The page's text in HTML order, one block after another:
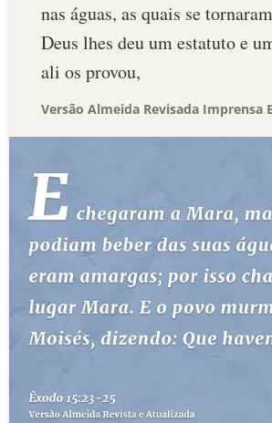
nas águas, as quais se
Deus lhes deu um estatuto e
ali os provou,
Versão Almeida Revisada Imprensa